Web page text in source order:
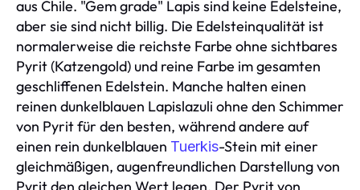
aus Chile. "Gem grade" Lapis sind keine Edelsteine,
aber sie sind nicht billig. Die Edelsteinqualität ist
normalerweise die reichste Farbe ohne sichtbares
Pyrit (Katzengold) und reine Farbe im gesamten
geschliffenen Edelstein. Manche halten einen
reinen dunkelblauen Lapislazuli ohne den Schimmer
von Pyrit für den besten, während andere auf
einen rein dunkelblauen Tuerkis-Stein mit einer
gleichmäßigen, augenfreundlichen Darstellung von
Pyrit den gleichen Wert legen. Der Pyrit von